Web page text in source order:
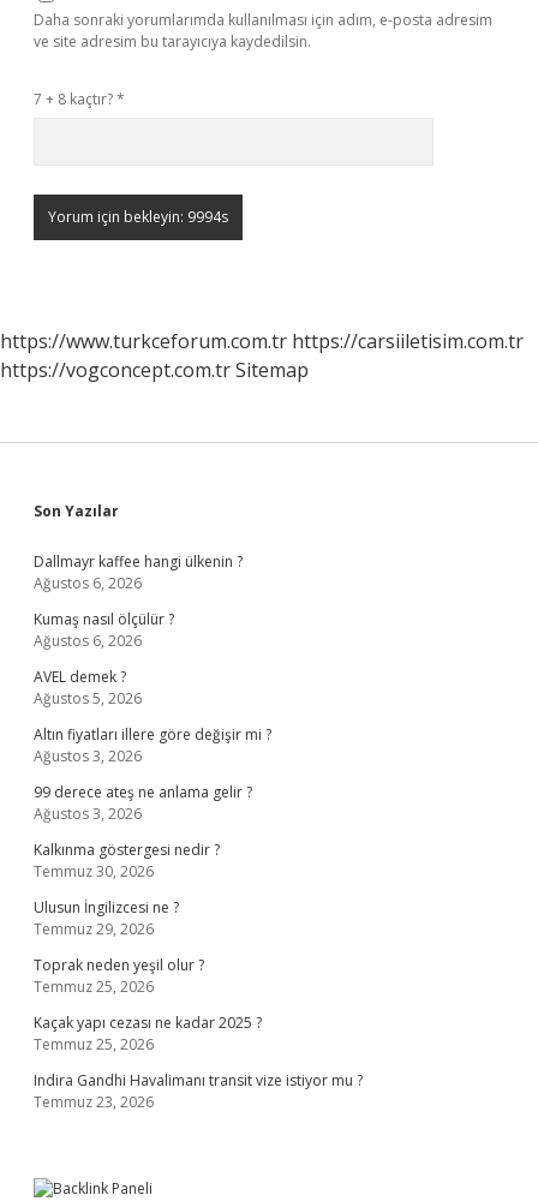
Daha sonraki yorumlarımda kullanılması için adım, e-posta adresim
ve site adresim bu tarayıcıya kaydedilsin.
7 + 8 kaçtır?*
https://www.turkceforum.com.tr https://carsiiletisim.com.tr
https://vogconcept.com.trSitemap
Sidebar
Son Yazılar
Dallmayr kaffee hangi ülkenin ?
Ağustos 6, 2026
Kumaş nasıl ölçülür ?
Ağustos 6, 2026
AVEL demek ?
Ağustos 5, 2026
Altın fiyatları illere göre değişir mi ?
Ağustos 3, 2026
99 derece ateş ne anlama gelir ?
Ağustos 3, 2026
Kalkınma göstergesi nedir ?
Temmuz 30, 2026
Ulusun İngilizcesi ne ?
Temmuz 29, 2026
Toprak neden yeşil olur ?
Temmuz 25, 2026
Kaçak yapı cezası ne kadar 2025 ?
Temmuz 25, 2026
Indira Gandhi Havalimanı transit vize istiyor mu ?
Temmuz 23, 2026